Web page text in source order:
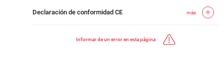
Declaración de conformidad CE más
Informar de un error en esta página